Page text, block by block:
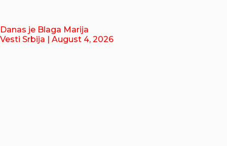
Danas je Blaga Marija
Vesti Srbija | August 4, 2026